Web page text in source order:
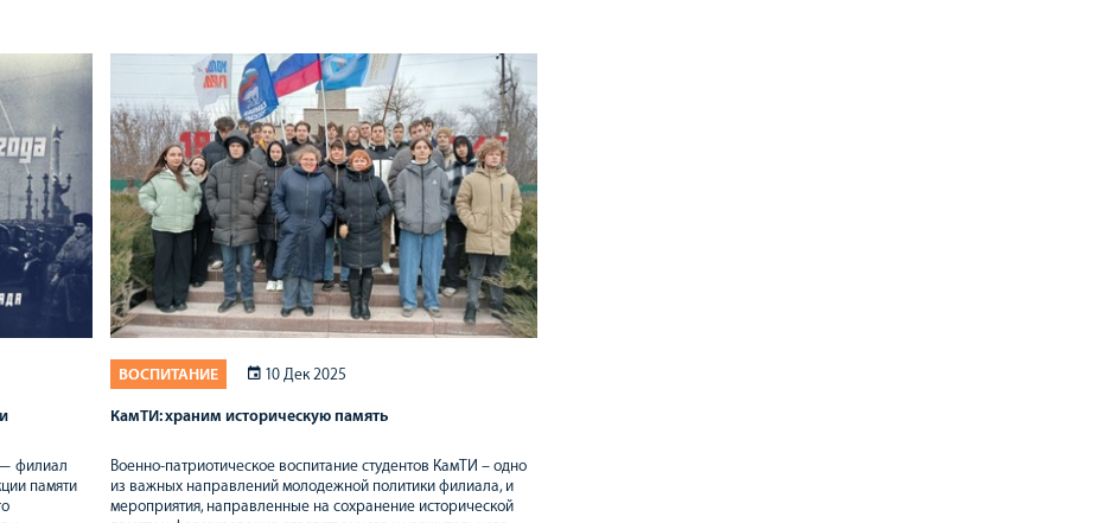
— филиал
памяти
ВОСПИТАНИЕ 10 Дек 2025
КамТИ: храним историческую память
Военно-патриотическое воспитание студентов КамТИ – одно
из важных направлений молодежной политики филиала, и
мероприятия, направленные на сохранение исторической